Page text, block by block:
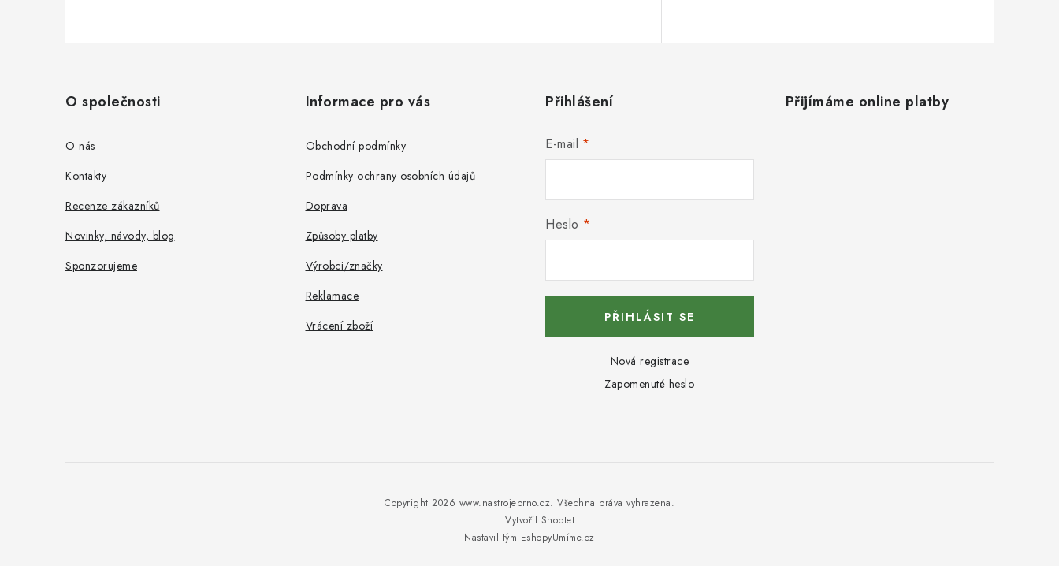
O společnosti
O nás
Kontakty
Recenze zákazníků
Novinky, návody, blog
Sponzorujeme
Informace pro vás
Obchodní podmínky
Podmínky ochrany osobních údajů
Doprava
Způsoby platby
Výrobci/značky
Reklamace
Vrácení zboží
Přihlášení
E-mail
Heslo
PŘIHLÁSIT SE
Nová registrace
Zapomenuté heslo
Přijímáme online platby
Vytvořil Shoptet
Nastavil tým EshopyUmíme.cz
Copyright 2026 www.nastrojebrno.cz. Všechna práva vyhrazena.